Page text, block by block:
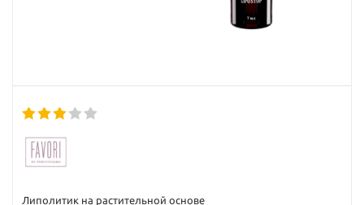
Липолитик на растительной основе